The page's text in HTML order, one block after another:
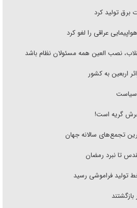
عراقی را لغو کرد
نصب العین همه مسئولان نظام باشد
گریه است!
تجمع‌های سالانه جهان
تا نبرد رمضان
تولید فراموشی رسید